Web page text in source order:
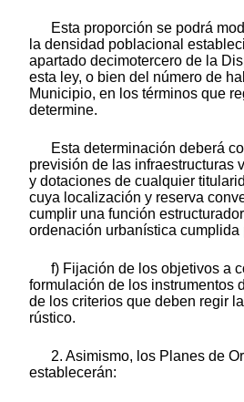
Esta proporción se podrá
la densidad poblacional
apartado decimotercero de la
esta ley, o bien del número de
Municipio, en los términos que
determine.
Esta determinación deberá
previsión de las infraestructuras
y dotaciones de cualquier
cuya localización y reserva
cumplir una función
ordenación urbanística cumplida
f) Fijación de los objetivos a
formulación de los instrumentos
de los criterios que deben regir
rústico.
2. Asimismo, los Planes de
establecerán: